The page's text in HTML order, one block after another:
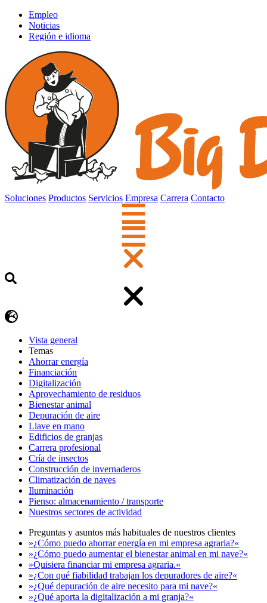
Empleo
Noticias
Región e idioma
Soluciones Productos Servicios Empresa Carrera Contacto
Vista general
Temas
Ahorrar energía
Financiación
Digitalización
Aprovechamiento de residuos
Bienestar animal
Depuración de aire
Llave en mano
Edificios de granjas
Carrera profesional
Cría de insectos
Construcción de invernaderos
Climatización de naves
Iluminación
Pienso: almacenamiento / transporte
Nuestros sectores de actividad
Preguntas y asuntos más habituales de nuestros clientes
»¿Cómo puedo ahorrar energía en mi empresa agraria?«
»¿Cómo puedo aumentar el bienestar animal en mi nave?«
»Quisiera financiar mi empresa agraria.«
»¿Con qué fiabilidad trabajan los depuradores de aire?«
»¿Qué depuración de aire necesito para mi nave?«
»¿Qué aporta la digitalización a mi granja?«